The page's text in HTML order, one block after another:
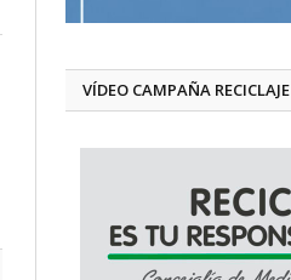
VÍDEO CAMPAÑA RECICLAJE